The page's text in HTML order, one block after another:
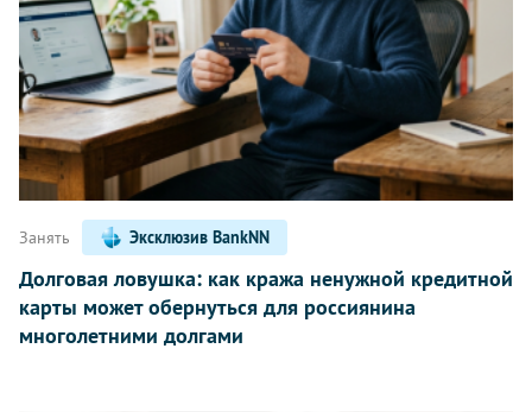
Занять Эксклюзив BankNN
Долговая ловушка: как кража ненужной кредитной
карты может обернуться для россиянина
многолетними долгами